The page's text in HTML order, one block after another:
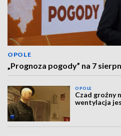
OPOLE
„Prognoza pogody” na 7
OPOLE
Czad groźny
wentylacja